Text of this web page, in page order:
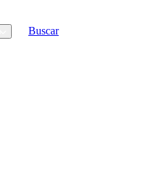
Buscar